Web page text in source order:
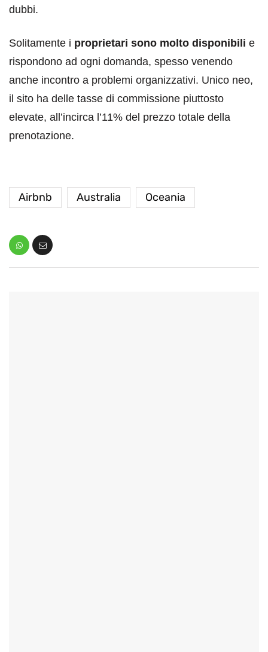
dubbi.
Solitamente i proprietari sono molto disponibili e
rispondono ad ogni domanda, spesso venendo
anche incontro a problemi organizzativi. Unico neo,
il sito ha delle tasse di commissione piuttosto
elevate, all’incirca l’11% del prezzo totale della
prenotazione.
Airbnb Australia Oceania